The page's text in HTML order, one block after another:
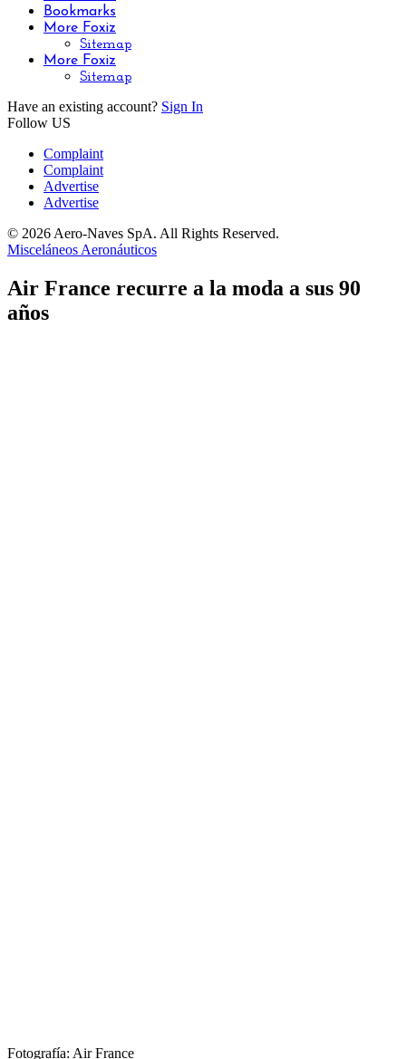
Bookmarks
More Foxiz
Sitemap
More Foxiz
Sitemap
Have an existing account? Sign In
Follow US
Complaint
Complaint
Advertise
Advertise
© 2026 Aero-Naves SpA. All Rights Reserved.
Misceláneos Aeronáuticos
Air France recurre a la moda a sus 90
años
Fotografía: Air France